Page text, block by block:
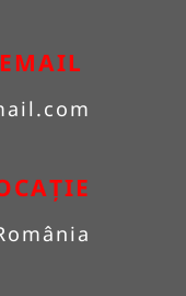
EMAIL